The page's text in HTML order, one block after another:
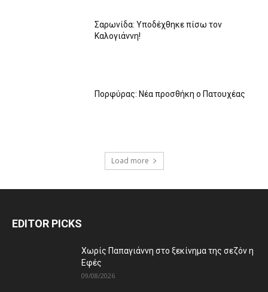
Σαρωνίδα: Υποδέχθηκε πίσω τον
Καλογιάννη!
Πορφύρας: Νέα προσθήκη ο Πατουχέας
Load more
EDITOR PICKS
Χωρίς Παπαγιάννη στο ξεκίνημα της σεζόν η
Εφές
09/08/2026